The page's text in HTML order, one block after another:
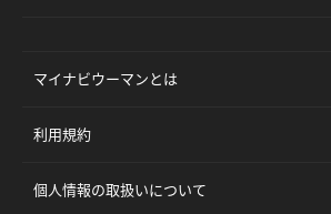
マイナビウーマンとは
利用規約
個人情報の取扱いについて